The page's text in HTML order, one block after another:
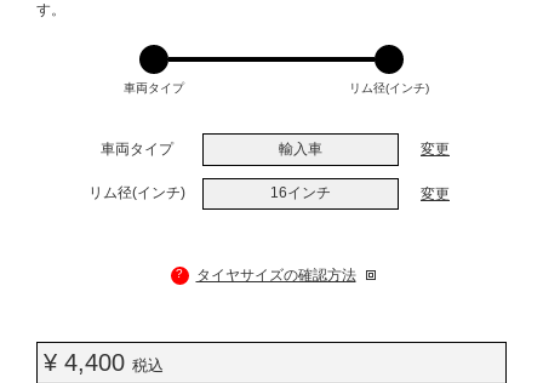
す。
車両タイプ リム径(インチ)
車両タイプ 輸入車 変更
リム径(インチ) 16インチ 変更
? タイヤサイズの確認方法
¥ 4,400 税込